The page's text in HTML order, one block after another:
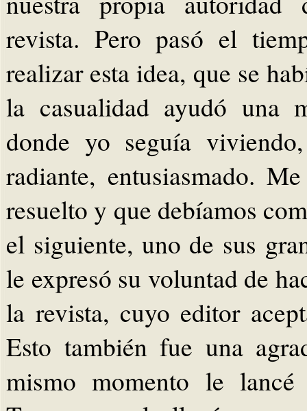
revista. Pero pasó el
realizar esta idea, que se
la casualidad ayudó una
donde yo seguía
radiante, entusiasmado.
resuelto y que debíamos
el siguiente, uno de sus
le expresó su voluntad de
la revista, cuyo editor
Esto también fue una
mismo momento le